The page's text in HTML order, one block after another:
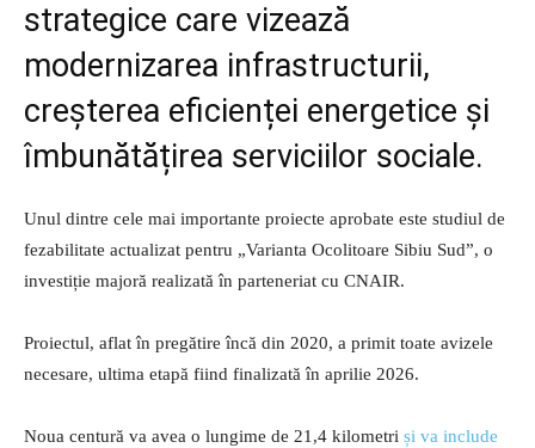
strategice care vizează
modernizarea infrastructurii,
creșterea eficienței energetice și
îmbunătățirea serviciilor sociale.
Unul dintre cele mai importante proiecte aprobate este studiul de
fezabilitate actualizat pentru „Varianta Ocolitoare Sibiu Sud”, o
investiție majoră realizată în parteneriat cu CNAIR.
Proiectul, aflat în pregătire încă din 2020, a primit toate avizele
necesare, ultima etapă fiind finalizată în aprilie 2026.
Noua centură va avea o lungime de 21,4 kilometri și va include